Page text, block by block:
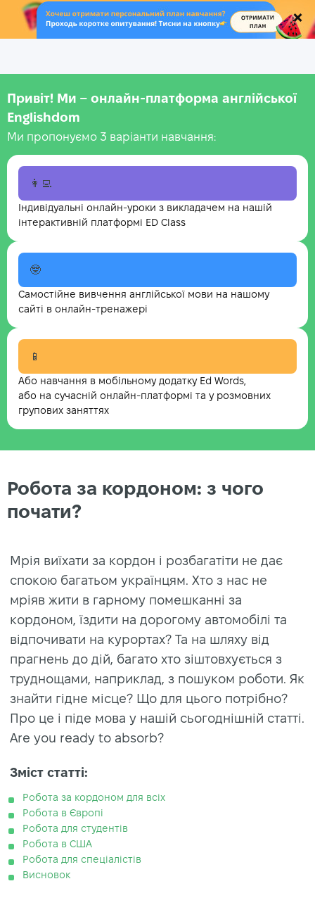
.
Привіт! Ми – онлайн-платформа англійської
Englishdom
Ми пропонуємо 3 варіанти навчання:
👩‍💻
Індивідуальні онлайн-уроки з викладачем на нашій
інтерактивній платформі ED Class
🤓
Самостійне вивчення англійської мови на нашому
сайті в онлайн-тренажері
📱
Або навчання в мобільному додатку Ed Words,
або на сучасній онлайн-платформі та у розмовних
групових заняттях
Робота за кордоном: з чого
почати?
Мрія виїхати за кордон і розбагатіти не дає
спокою багатьом українцям. Хто з нас не
мріяв жити в гарному помешканні за
кордоном, їздити на дорогому автомобілі та
відпочивати на курортах? Та на шляху від
прагнень до дій, багато хто зіштовхується з
труднощами, наприклад, з пошуком роботи. Як
знайти гідне місце? Що для цього потрібно?
Про це і піде мова у нашій сьогоднішній статті.
Are you ready to absorb?
Зміст статті:
Робота за кордоном для всiх
Робота в Європі
Робота для студентів
Робота в США
Робота для спеціалістів
Висновок